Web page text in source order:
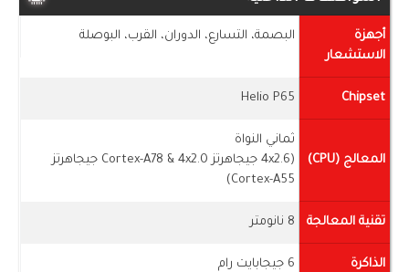
أجهزة
الاستشعار
البصمة، التسارع، الدوران، القرب، البوصلة
Chipset
Helio P65
المعالج (CPU)
ثماني النواة
(4x2.6 جيجاهرتز Cortex-A78 & 4x2.0 جيجاهرتز
Cortex-A55)
تقنية المعالجة 8 نانومتر
الذاكرة
6 جيجابايت رام